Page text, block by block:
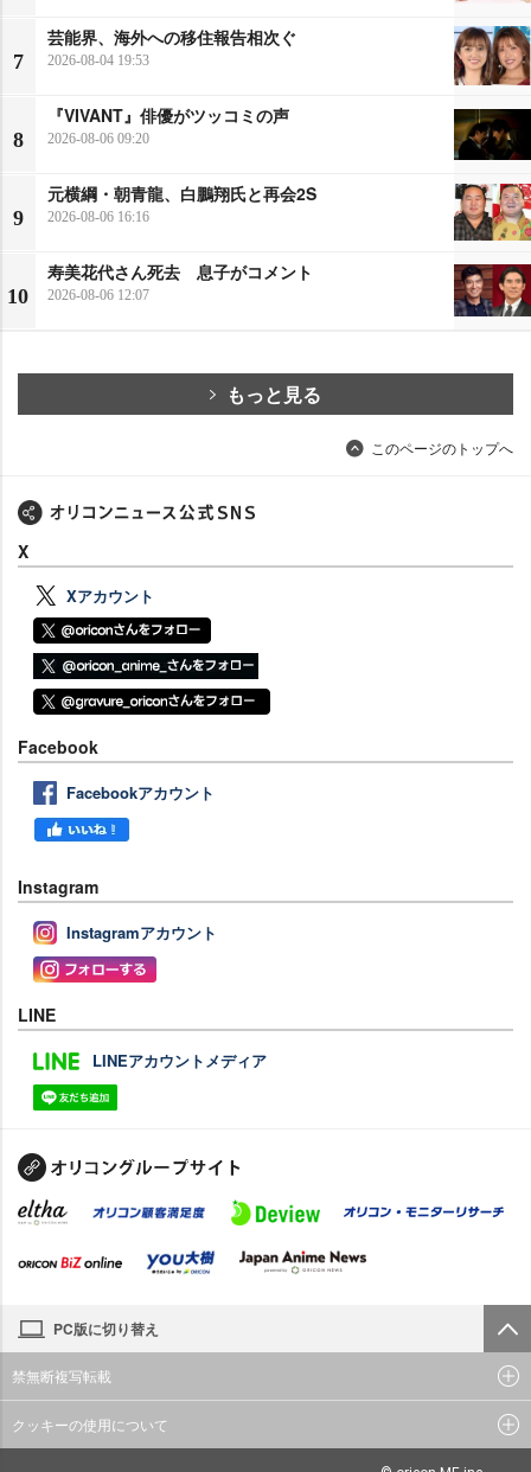
7
芸能界、海外への移住報告相次ぐ
2026-08-04 19:53
8
『VIVANT』俳優がツッコミの声
2026-08-06 09:20
9
元横綱・朝青龍、白鵬翔氏と再会2S
2026-08-06 16:16
10
寿美花代さん死去 息子がコメント
2026-08-06 12:07
もっと見る
このページのトップへ
X
Xアカウント
Facebook
Facebookアカウント
Instagram
Instagramアカウント
LINE
LINEアカウントメディア
PC版に切り替え
禁無断複写転載
クッキーの使用について